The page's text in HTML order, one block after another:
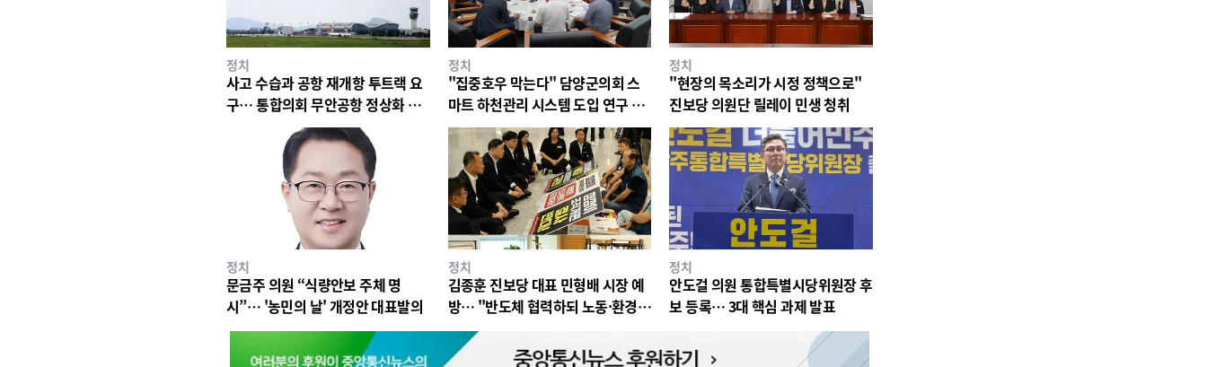
정치
사고 수습과 공항 재개항 투트랙 요
구… 통합의회 무안공항 정상화 압
정치
"집중호우 막는다" 담양군의회 스
마트 하천관리 시스템 도입 연구 착
수.
정치
"현장의 목소리가 시정 정책으로"
진보당 의원단 릴레이 민생 청취
정치
문금주 의원 “식량안보 주체 명
시”… '농민의 날' 개정안 대표발의
정치
김종훈 진보당 대표 민형배 시장 예
방… "반도체 협력하되 노동·환경
권 지켜야"
정치
안도걸 의원 통합특별시당위원장 후
보 등록… 3대 핵심 과제 발표